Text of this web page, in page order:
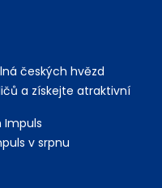
českých hvězd
a získejte atraktivní
Impuls
v srpnu